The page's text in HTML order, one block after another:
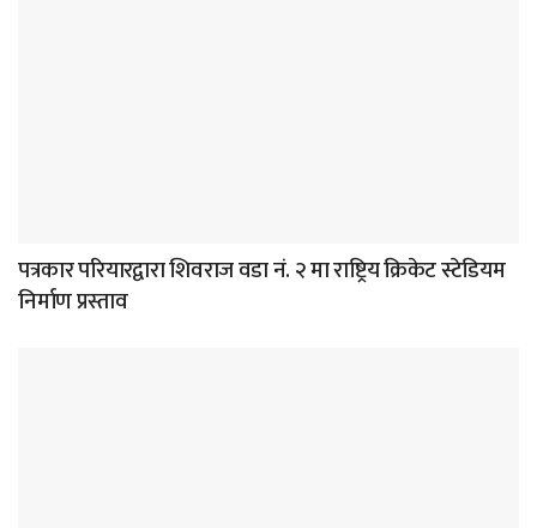
पत्रकार परियारद्वारा शिवराज वडा नं. २ मा राष्ट्रिय क्रिकेट स्टेडियम
निर्माण प्रस्ताव